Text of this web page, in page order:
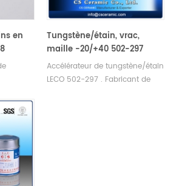
en
.
Tungstène/étain, vrac,
maille -20/+40 502-297
Accélérateur de tungstène/étain
LECO 502-297 . Fabricant de